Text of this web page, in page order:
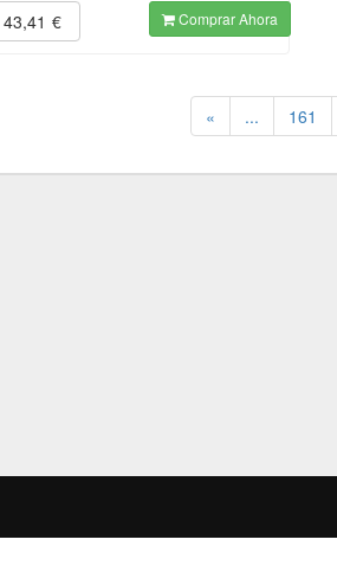
43,41 € Comprar Ahora
« ... 161